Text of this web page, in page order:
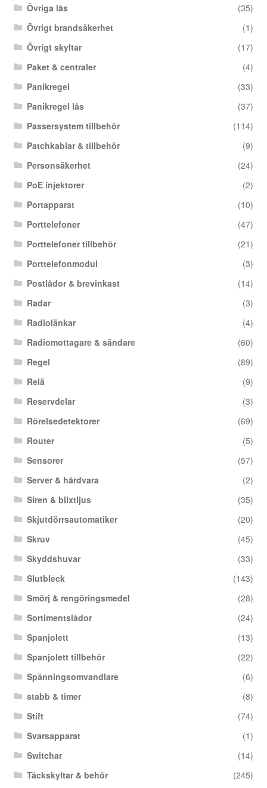
Övriga lås
(35)
Övrigt brandsäkerhet
(1)
Övrigt skyltar
(17)
Paket & centraler
(4)
Panikregel
(33)
Panikregel lås
(37)
Passersystem tillbehör
(114)
Patchkablar & tillbehör
(9)
Personsäkerhet
(24)
PoE injektorer
(2)
Portapparat
(10)
Porttelefoner
(47)
Porttelefoner tillbehör
(21)
Porttelefonmodul
(3)
Postlådor & brevinkast
(14)
Radar
(3)
Radiolänkar
(4)
Radiomottagare & sändare
(60)
Regel
(89)
Relä
(9)
Reservdelar
(3)
Rörelsedetektorer
(69)
Router
(5)
Sensorer
(57)
Server & hårdvara
(2)
Siren & blixtljus
(35)
Skjutdörrsautomatiker
(20)
Skruv
(45)
Skyddshuvar
(33)
Slutbleck
(143)
Smörj & rengöringsmedel
(28)
Sortimentslådor
(24)
Spanjolett
(13)
Spanjolett tillbehör
(22)
Spänningsomvandlare
(6)
stabb & timer
(8)
Stift
(74)
Svarsapparat
(1)
Switchar
(14)
Täckskyltar & behör
(245)